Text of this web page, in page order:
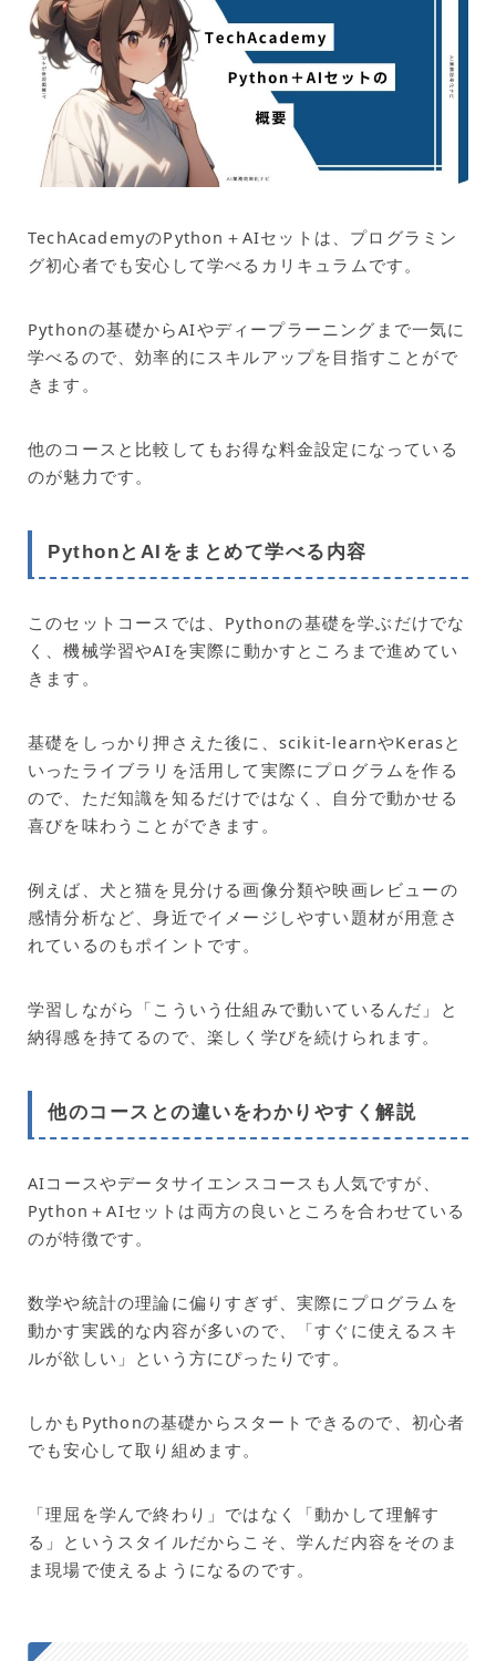
TechAcademyのPython＋AIセットは、プログラミン
グ初心者でも安心して学べるカリキュラムです。
Pythonの基礎からAIやディープラーニングまで一気に
学べるので、効率的にスキルアップを目指すことがで
きます。
他のコースと比較してもお得な料金設定になっている
のが魅力です。
PythonとAIをまとめて学べる内容
このセットコースでは、Pythonの基礎を学ぶだけでな
く、機械学習やAIを実際に動かすところまで進めてい
きます。
基礎をしっかり押さえた後に、scikit-learnやKerasと
いったライブラリを活用して実際にプログラムを作る
ので、ただ知識を知るだけではなく、自分で動かせる
喜びを味わうことができます。
例えば、犬と猫を見分ける画像分類や映画レビューの
感情分析など、身近でイメージしやすい題材が用意さ
れているのもポイントです。
学習しながら「こういう仕組みで動いているんだ」と
納得感を持てるので、楽しく学びを続けられます。
他のコースとの違いをわかりやすく解説
AIコースやデータサイエンスコースも人気ですが、
Python＋AIセットは両方の良いところを合わせている
のが特徴です。
数学や統計の理論に偏りすぎず、実際にプログラムを
動かす実践的な内容が多いので、「すぐに使えるスキ
ルが欲しい」という方にぴったりです。
しかもPythonの基礎からスタートできるので、初心者
でも安心して取り組めます。
「理屈を学んで終わり」ではなく「動かして理解す
る」というスタイルだからこそ、学んだ内容をそのま
ま現場で使えるようになるのです。